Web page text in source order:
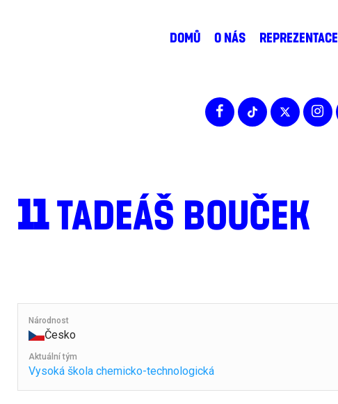
DOMŮ O NÁS REPREZENTACE
11TADEÁŠ BOUČEK
Národnost
Česko
Aktuální tým
Vysoká škola chemicko-technologická